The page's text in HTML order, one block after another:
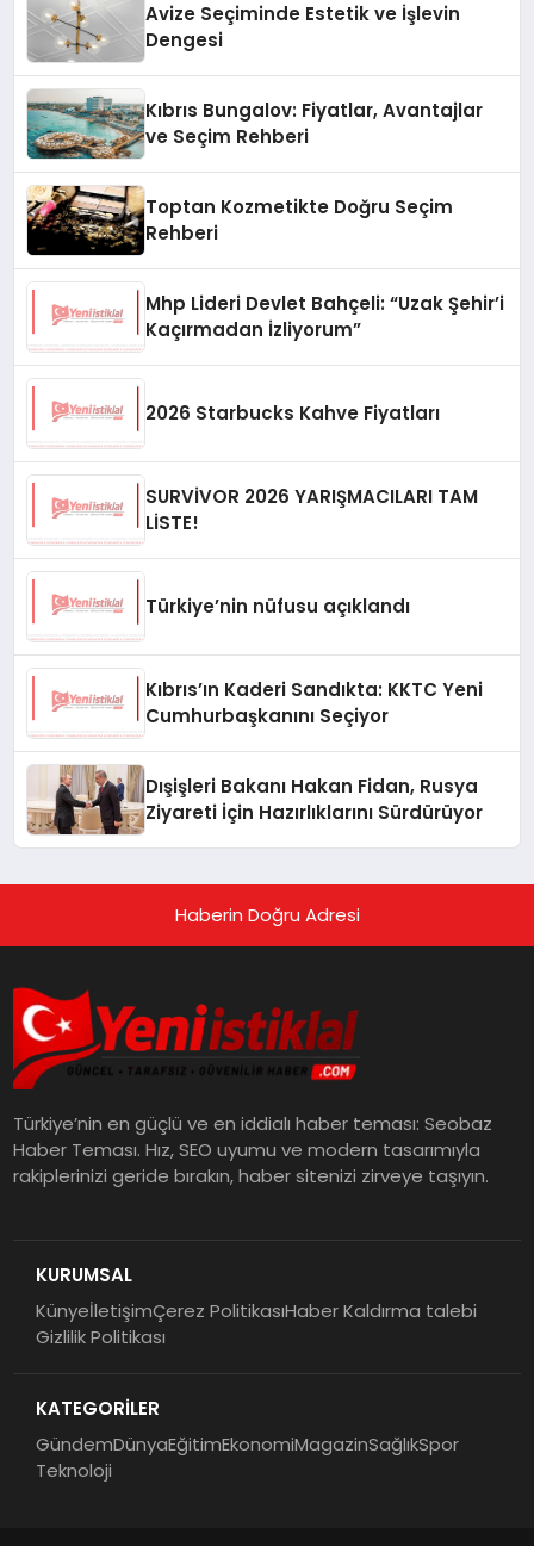
Avize Seçiminde Estetik ve İşlevin
Dengesi
Kıbrıs Bungalov: Fiyatlar, Avantajlar
ve Seçim Rehberi
Toptan Kozmetikte Doğru Seçim
Rehberi
Mhp Lideri Devlet Bahçeli: “Uzak Şehir’i
Kaçırmadan İzliyorum”
2026 Starbucks Kahve Fiyatları
SURVİVOR 2026 YARIŞMACILARI TAM
LİSTE!
Türkiye’nin nüfusu açıklandı
Kıbrıs’ın Kaderi Sandıkta: KKTC Yeni
Cumhurbaşkanını Seçiyor
Dışişleri Bakanı Hakan Fidan, Rusya
Ziyareti İçin Hazırlıklarını Sürdürüyor
Haberin Doğru Adresi
Türkiye’nin en güçlü ve en iddialı haber teması: Seobaz
Haber Teması. Hız, SEO uyumu ve modern tasarımıyla
rakiplerinizi geride bırakın, haber sitenizi zirveye taşıyın.
KURUMSAL
KünyeİletişimÇerez PolitikasıHaber Kaldırma talebi
Gizlilik Politikası
KATEGORİLER
GündemDünyaEğitimEkonomiMagazinSağlıkSpor
Teknoloji